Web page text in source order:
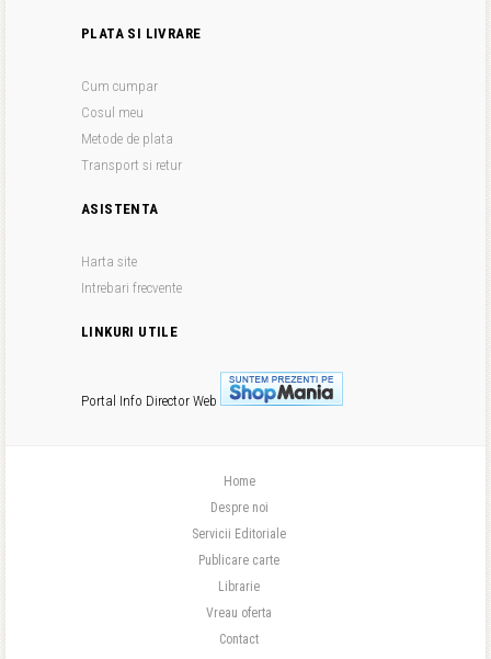
PLATA SI LIVRARE
Cum cumpar
Cosul meu
Metode de plata
Transport si retur
ASISTENTA
Harta site
Intrebari frecvente
LINKURI UTILE
Portal Info Director Web
Home
Despre noi
Servicii Editoriale
Publicare carte
Librarie
Vreau oferta
Contact